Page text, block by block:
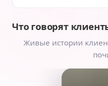
Что говорят
Живые истории